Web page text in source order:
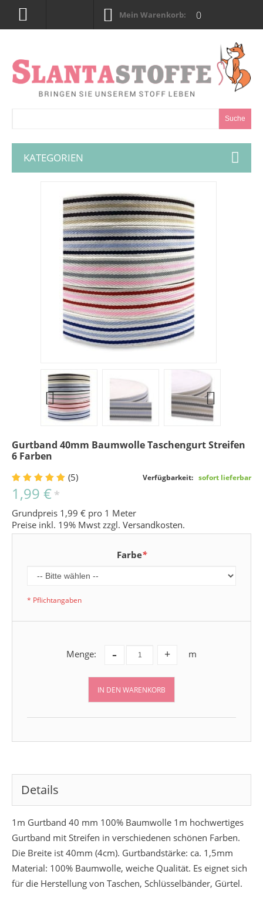
Mein Warenkorb: 0
Suche
KATEGORIEN
Gurtband 40mm Baumwolle Taschengurt Streifen
6 Farben
(5) Verfügbarkeit: sofort lieferbar
1,99 € *
Grundpreis 1,99 € pro 1 Meter
Preise inkl. 19% Mwst zzgl. Versandkosten.
*
Farbe
* Pflichtangaben
Menge: +
- m
IN DEN WARENKORB
Details
1m Gurtband 40 mm 100% Baumwolle 1m hochwertiges
Gurtband mit Streifen in verschiedenen schönen Farben.
Die Breite ist 40mm (4cm). Gurtbandstärke: ca. 1,5mm
Material: 100% Baumwolle, weiche Qualität. Es eignet sich
für die Herstellung von Taschen, Schlüsselbänder, Gürtel.